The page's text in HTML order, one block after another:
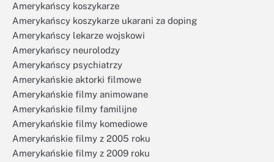
Amerykańscy koszykarze
Amerykańscy koszykarze ukarani za doping
Amerykańscy lekarze wojskowi
Amerykańscy neurolodzy
Amerykańscy psychiatrzy
Amerykańskie aktorki filmowe
Amerykańskie filmy animowane
Amerykańskie filmy familijne
Amerykańskie filmy komediowe
Amerykańskie filmy z 2005 roku
Amerykańskie filmy z 2009 roku